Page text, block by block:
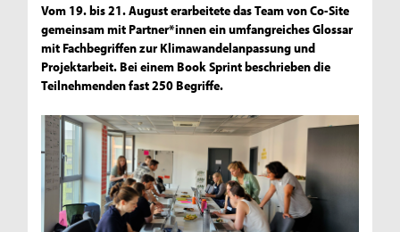
Vom 19. bis 21. August erarbeitete das Team von Co-Site
gemeinsam mit Partner*innen ein umfangreiches Glossar
mit Fachbegriffen zur Klimawandelanpassung und
Projektarbeit. Bei einem Book Sprint beschrieben die
Teilnehmenden fast 250 Begriffe.